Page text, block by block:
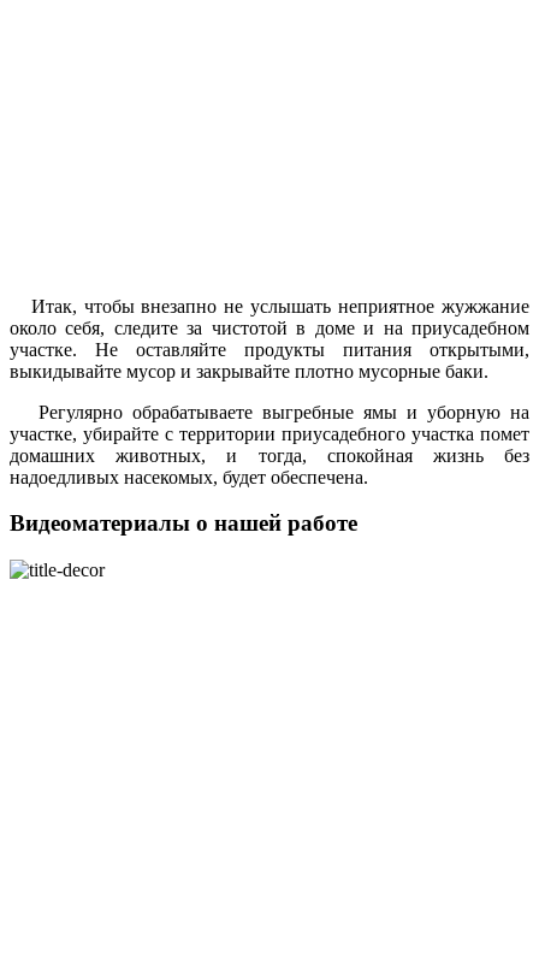
Итак, чтобы внезапно не услышать неприятное жужжание
около себя, следите за чистотой в доме и на приусадебном
участке. Не оставляйте продукты питания открытыми,
выкидывайте мусор и закрывайте плотно мусорные баки.
Регулярно обрабатываете выгребные ямы и уборную на
участке, убирайте с территории приусадебного участка помет
домашних животных, и тогда, спокойная жизнь без
надоедливых насекомых, будет обеспечена.
Видеоматериалы о нашей работе